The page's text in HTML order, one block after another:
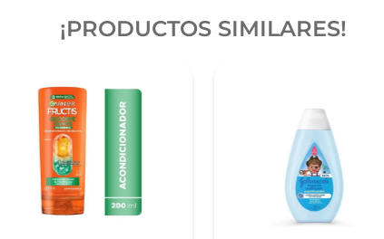
¡PRODUCTOS SIMILARES!